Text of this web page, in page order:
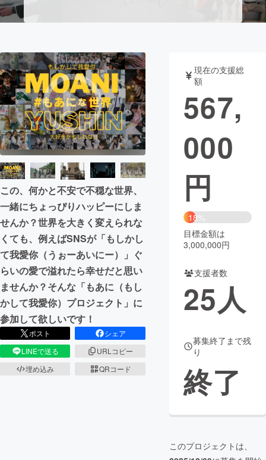
この、何かと不安で不穏な世界、
一緒にちょっぴりハッピーにしま
せんか？世界を大きく変えられな
くても、例えばSNSが「もしかし
て我愛你（うぉーあいにー）」ぐ
らいの愛で溢れたら幸せだと思い
ませんか？そんな「もあに（もし
かして我愛你）プロジェクト」に
参加して欲しいです！
ポスト
シェア
LINEで送る
URLコピー
埋め込み
QRコード
現在の支援総
額
567,
000
円
18%
目標金額は
3,000,000円
支援者数
25人
募集終了まで残
り
終了
このプロジェクトは、